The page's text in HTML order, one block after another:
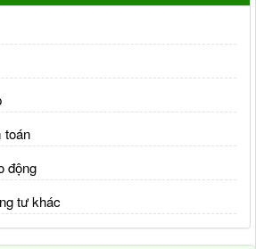
toán
động
tư khác